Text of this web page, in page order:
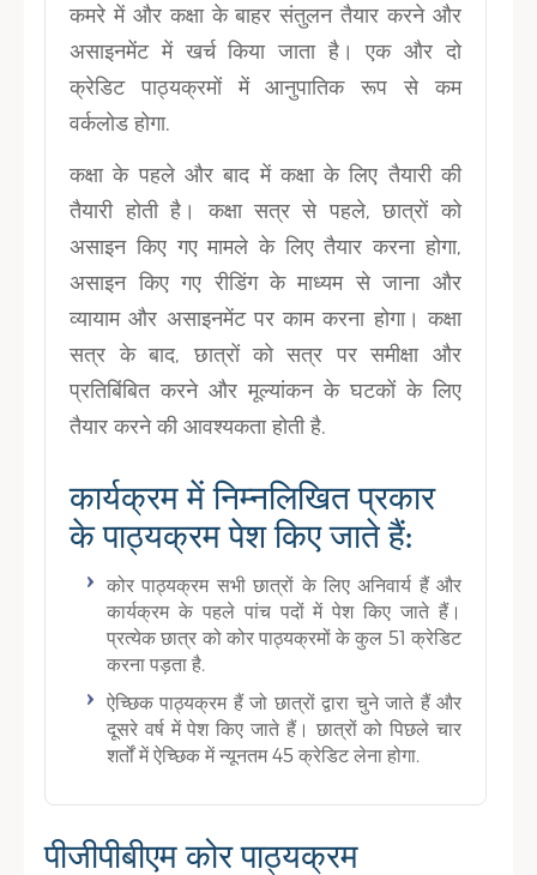
कमरे में और कक्षा के बाहर संतुलन तैयार करने और
असाइनमेंट में खर्च किया जाता है। एक और दो
क्रेडिट पाठ्यक्रमों में आनुपातिक रूप से कम
वर्कलोड होगा.
कक्षा के पहले और बाद में कक्षा के लिए तैयारी की
तैयारी होती है। कक्षा सत्र से पहले, छात्रों को
असाइन किए गए मामले के लिए तैयार करना होगा,
असाइन किए गए रीडिंग के माध्यम से जाना और
व्यायाम और असाइनमेंट पर काम करना होगा। कक्षा
सत्र के बाद, छात्रों को सत्र पर समीक्षा और
प्रतिबिंबित करने और मूल्यांकन के घटकों के लिए
तैयार करने की आवश्यकता होती है.
कार्यक्रम में निम्नलिखित प्रकार
के पाठ्यक्रम पेश किए जाते हैं:
कोर पाठ्यक्रम सभी छात्रों के लिए अनिवार्य हैं और
कार्यक्रम के पहले पांच पदों में पेश किए जाते हैं।
प्रत्येक छात्र को कोर पाठ्यक्रमों के कुल 51 क्रेडिट
करना पड़ता है.
ऐच्छिक पाठ्यक्रम हैं जो छात्रों द्वारा चुने जाते हैं और
दूसरे वर्ष में पेश किए जाते हैं। छात्रों को पिछले चार
शर्तों में ऐच्छिक में न्यूनतम 45 क्रेडिट लेना होगा.
पीजीपीबीएम कोर पाठ्यक्रम